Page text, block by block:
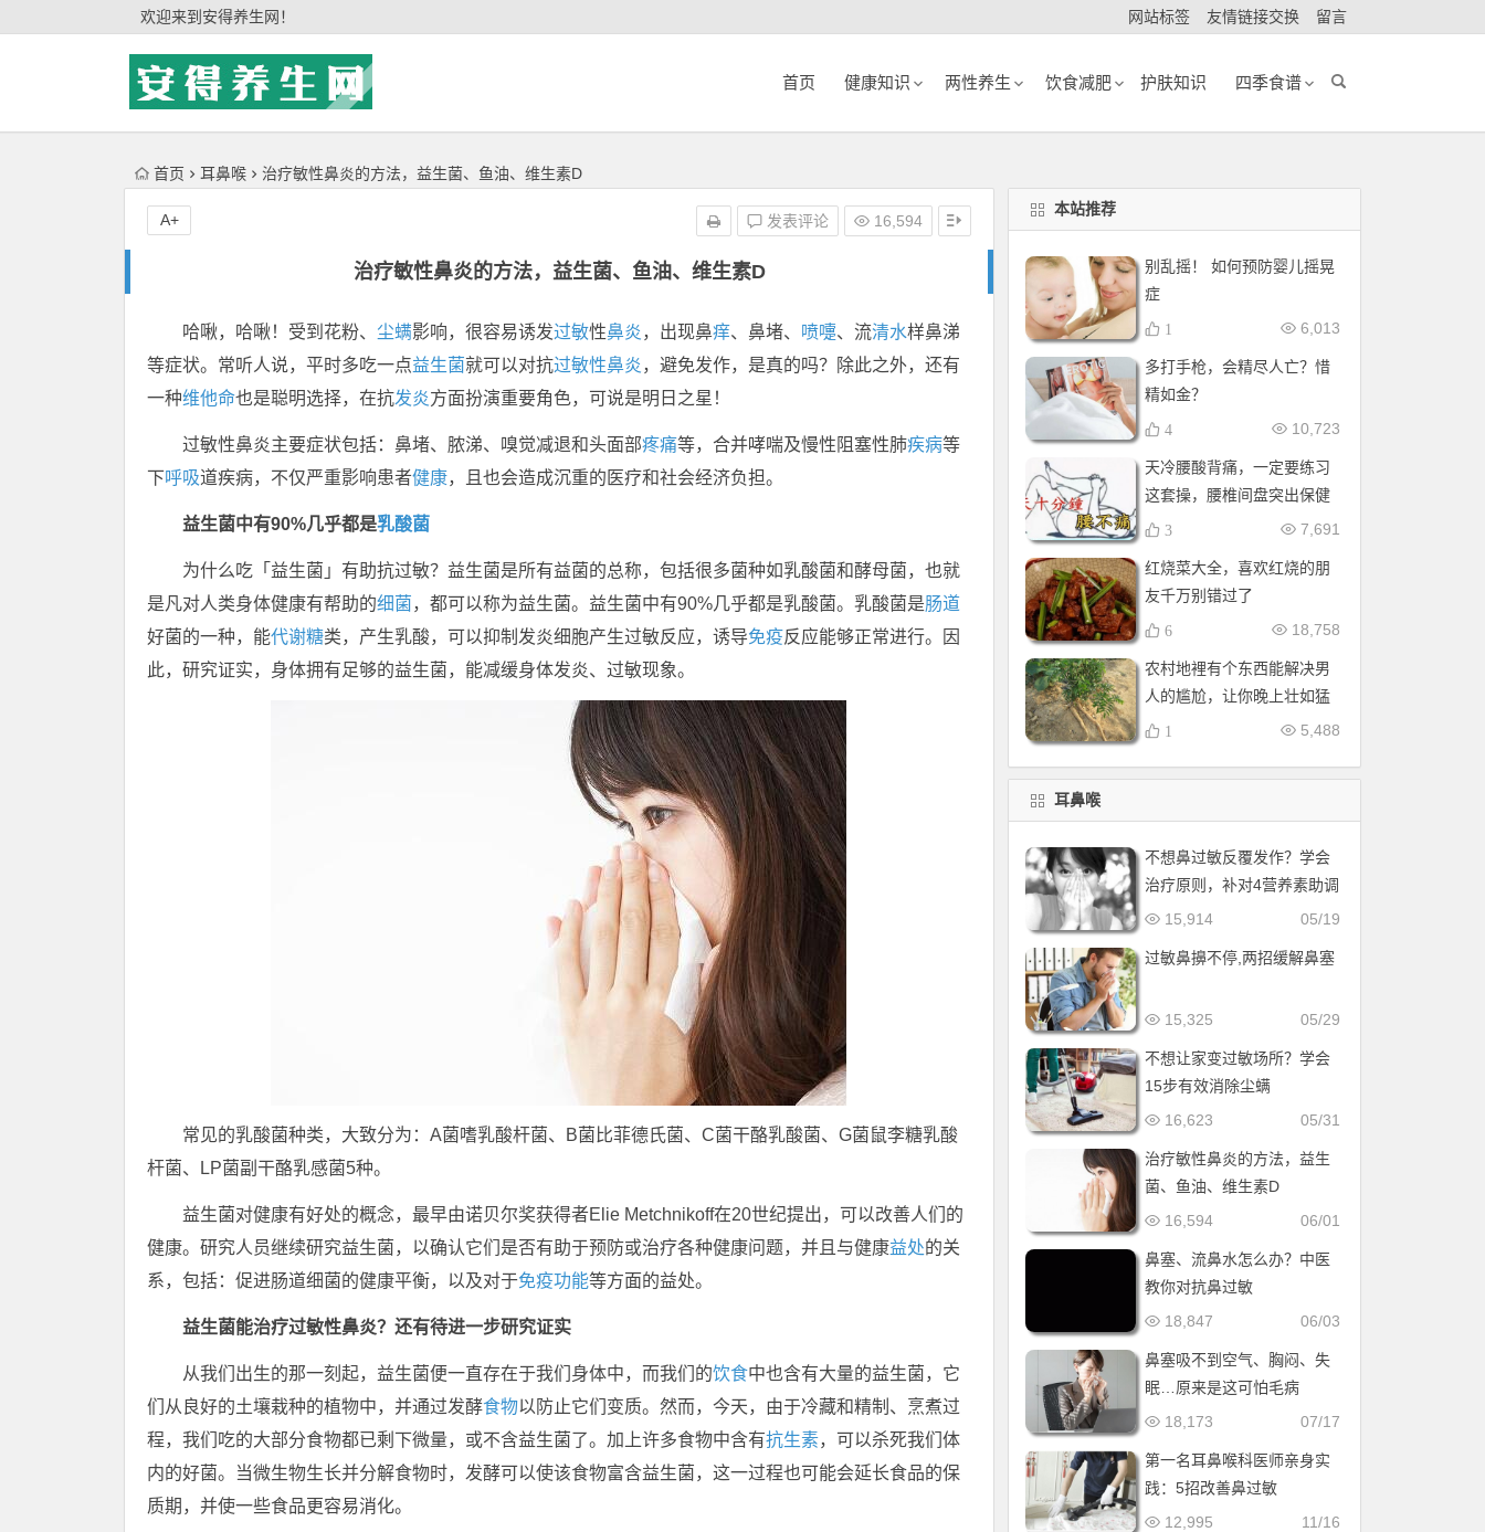
欢迎来到安得养生网！ 网站标签 友情链接交换 留言
首页 健康知识 两性养生 饮食减肥 护肤知识 四季食谱
首页 耳鼻喉 治疗敏性鼻炎的方法，益生菌、鱼油、维生素D
治疗敏性鼻炎的方法，益生菌、鱼油、维生素D
发表评论 16,594
A+
哈啾，哈啾！受到花粉、 尘螨影响，很容易诱发过敏性鼻炎，出现鼻痒、鼻堵、 喷嚏、流清水样鼻涕
等症状。常听人说，平时多吃一点益生菌就可以对抗过敏性鼻炎，避免发作，是真的吗？除此之外，还有
一种维他命也是聪明选择，在抗发炎方面扮演重要角色，可说是明日之星！
过敏性鼻炎主要症状包括：鼻堵、脓涕、嗅觉减退和头面部疼痛等，合并哮喘及慢性阻塞性肺疾病等
下呼吸道疾病，不仅严重影响患者健康，且也会造成沉重的医疗和社会经济负担。
益生菌中有90%几乎都是乳酸菌
为什么吃「益生菌」有助抗过敏？益生菌是所有益菌的总称，包括很多菌种如乳酸菌和酵母菌，也就
是凡对人类身体健康有帮助的细菌，都可以称为益生菌。益生菌中有90%几乎都是乳酸菌。乳酸菌是肠道
好菌的一种，能代谢糖类，产生乳酸，可以抑制发炎细胞产生过敏反应，诱导免疫反应能够正常进行。因
此，研究证实，身体拥有足够的益生菌，能减缓身体发炎、过敏现象。
常见的乳酸菌种类，大致分为：A菌嗜乳酸杆菌、B菌比菲德氏菌、C菌干酪乳酸菌、G菌鼠李糖乳酸
杆菌、LP菌副干酪乳感菌5种。
益生菌对健康有好处的概念，最早由诺贝尔奖获得者Elie Metchnikoff在20世纪提出，可以改善人们的
健康。研究人员继续研究益生菌，以确认它们是否有助于预防或治疗各种健康问题，并且与健康益处的关
系，包括：促进肠道细菌的健康平衡，以及对于免疫功能等方面的益处。
益生菌能治疗过敏性鼻炎？还有待进一步研究证实
从我们出生的那一刻起，益生菌便一直存在于我们身体中，而我们的饮食中也含有大量的益生菌，它
们从良好的土壤栽种的植物中，并通过发酵食物以防止它们变质。然而，今天，由于冷藏和精制、烹煮过
程，我们吃的大部分食物都已剩下微量，或不含益生菌了。加上许多食物中含有抗生素，可以杀死我们体
内的好菌。当微生物生长并分解食物时，发酵可以使该食物富含益生菌，这一过程也可能会延长食品的保
质期，并使一些食品更容易消化。
本站推荐
别乱摇！ 如何预防婴儿摇晃
症
6,013
1
多打手枪，会精尽人亡？惜
精如金？
10,723
4
天冷腰酸背痛，一定要练习
这套操，腰椎间盘突出保健
操，全套收好！每天十分钟
7,691
3
红烧菜大全，喜欢红烧的朋
友千万别错过了
18,758
6
农村地裡有个东西能解决男
人的尴尬，让你晚上壮如猛
牛床受不了
5,488
1
耳鼻喉
不想鼻过敏反覆发作？学会
治疗原则，补对4营养素助调
理
05/19
15,914
过敏鼻擤不停,两招缓解鼻塞
05/29
15,325
不想让家变过敏场所？学会
15步有效消除尘螨
05/31
16,623
治疗敏性鼻炎的方法，益生
菌、鱼油、维生素D
06/01
16,594
鼻塞、流鼻水怎么办？中医
教你对抗鼻过敏
06/03
18,847
鼻塞吸不到空气、胸闷、失
眠…原来是这可怕毛病
07/17
18,173
第一名耳鼻喉科医师亲身实
践：5招改善鼻过敏
11/16
12,995